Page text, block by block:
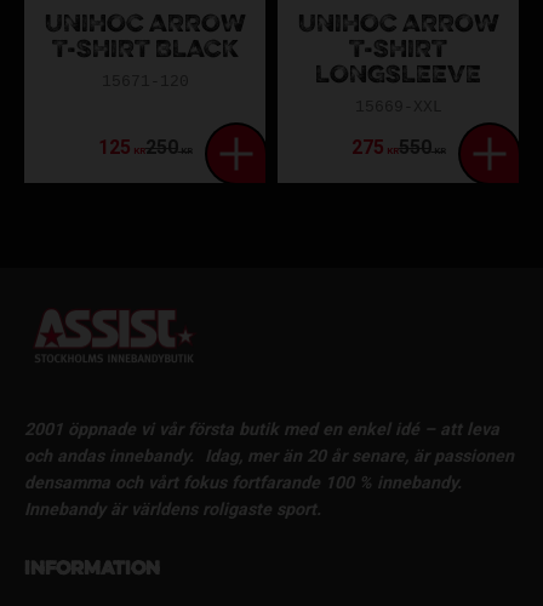
UNIHOC ARROW
T-SHIRT BLACK
125 KR250KR
UNIHOC ARROW
T-SHIRT
LONGSLEEVE
275 KR550KR
2001 öppnade vi vår första butik med en enkel idé – att leva
och andas innebandy.
Idag, mer än 20 år senare, är passionen
densamma och vårt fokus fortfarande 100 % innebandy.
Innebandy är världens roligaste sport.
Information